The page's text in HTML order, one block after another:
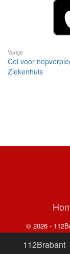
Vorige
Cel voor
Ziekenhuis
© 2026 -
112Brabant